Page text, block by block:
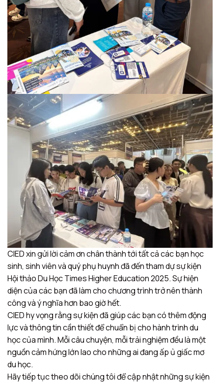
CIED xin gửi lời cảm ơn chân thành tới tất cả các bạn học
sinh, sinh viên và quý phụ huynh đã đến tham dự sự kiện
Hội thảo Du Học Times Higher Education 2025. Sự hiện
diện của các bạn đã làm cho chương trình trở nên thành
công và ý nghĩa hơn bao giờ hết.
CIED hy vọng rằng sự kiện đã giúp các bạn có thêm động
lực và thông tin cần thiết để chuẩn bị cho hành trình du
học của mình. Mỗi câu chuyện, mỗi trải nghiệm đều là một
nguồn cảm hứng lớn lao cho những ai đang ấp ủ giấc mơ
du học.
Hãy tiếp tục theo dõi chúng tôi để cập nhật những sự kiện